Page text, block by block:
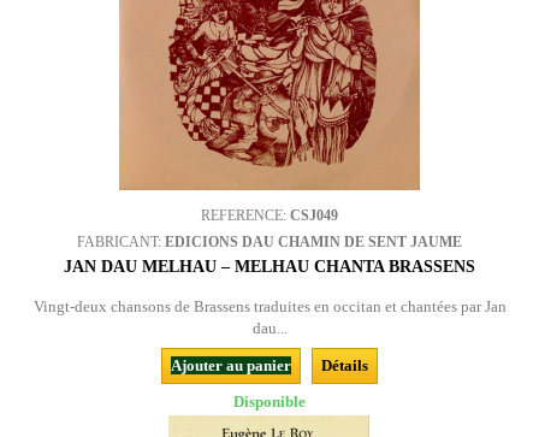
REFERENCE: CSJ049
FABRICANT: EDICIONS DAU CHAMIN DE SENT JAUME
JAN DAU MELHAU – MELHAU CHANTA BRASSENS
Vingt-deux chansons de Brassens traduites en occitan et chantées par Jan
dau...
Ajouter au panier
Détails
Disponible